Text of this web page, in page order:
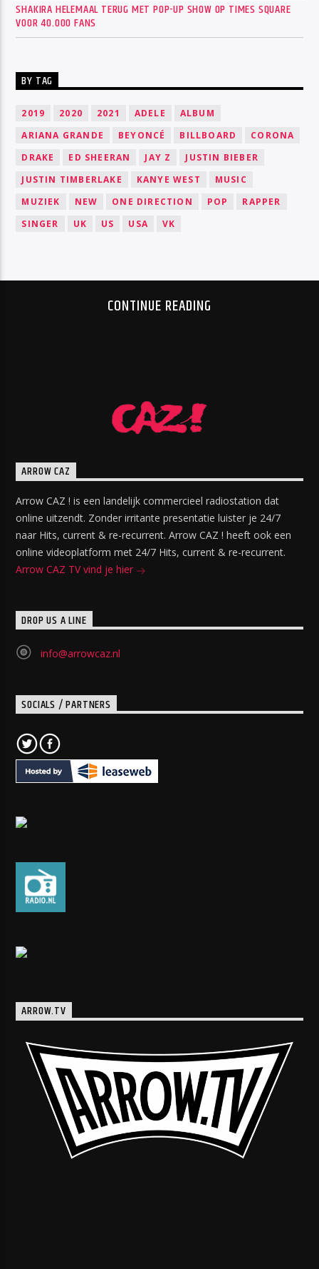
SHAKIRA HELEMAAL TERUG MET POP-UP SHOW OP TIMES SQUARE
VOOR 40.000 FANS
BY TAG
2019 2020 2021 ADELE
ALBUM
ARIANA GRANDE
BEYONCÉ BILLBOARD
CORONA
DRAKE
ED SHEERAN JAY Z
JUSTIN BIEBER
JUSTIN TIMBERLAKE
KANYE WEST
MUSIC
MUZIEK
NEW ONE DIRECTION POP
RAPPER
SINGER
UK US USA VK
CONTINUE READING
ARROW CAZ
Arrow CAZ ! is een landelijk commercieel radiostation dat
online uitzendt. Zonder irritante presentatie luister je 24/7
naar Hits, current & re-recurrent. Arrow CAZ ! heeft ook een
online videoplatform met 24/7 Hits, current & re-recurrent.
Arrow CAZ TV vind je hier
DROP US A LINE
info@arrowcaz.nl
SOCIALS / PARTNERS
ARROW.TV